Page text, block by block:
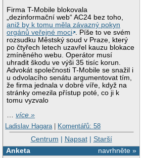
Firma T-Mobile blokovala
„dezinformační web“ AC24 bez toho,
aniž by k tomu měla závazný pokyn
orgánů veřejné moci . Píše to ve svém
rozsudku Městský soud v Praze, který
po čtyřech letech uzavřel kauzu blokace
zmíněného webu. Operátor musí
uhradit škodu ve výši 35 tisíc korun.
Advokát společnosti T-Mobile se snažil i
u odvolacího senátu argumentovat tím,
že firma jednala v dobré víře, když na
stránky omezila přístup poté, co ji k
tomu vyzvalo
…více »
Ladislav Hagara | Komentářů: 58
Centrum | Napsat| Starší
navrhněte »
Anketa